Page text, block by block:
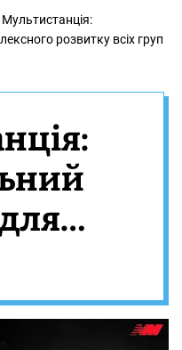
ff
ur
Мультистанція:
розвитку всіх груп